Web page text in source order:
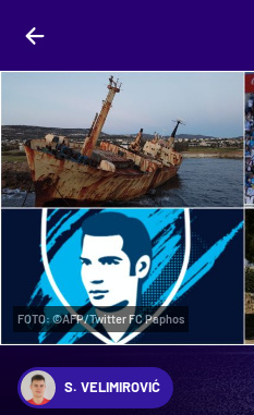
FOTO: ©AFP/Twitter FC Paphos
S. VELIMIROVIĆ